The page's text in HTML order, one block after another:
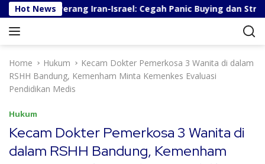
k
Hot News
Berita Perang Iran-Israel: Cegah Panic Buying dan Stres
Home Hukum
Kecam Dokter Pemerkosa 3 Wanita di dalam
RSHH Bandung, Kemenham Minta Kemenkes Evaluasi
Pendidikan Medis
Hukum
Kecam Dokter Pemerkosa 3 Wanita di
dalam RSHH Bandung, Kemenham